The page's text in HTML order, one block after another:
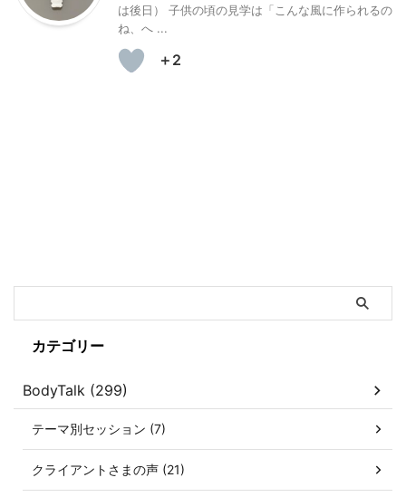
は後日） 子供の頃の見学は「こんな風に作られるの
ね、へ ...
＋2
カテゴリー
BodyTalk (299)
テーマ別セッション (7)
クライアントさまの声 (21)